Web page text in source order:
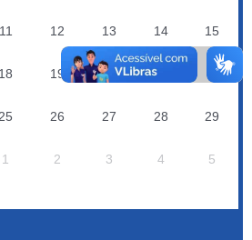
11 12 13 14 15
18 19 20 21 22
26 27 28 29
1 2 3 4 5